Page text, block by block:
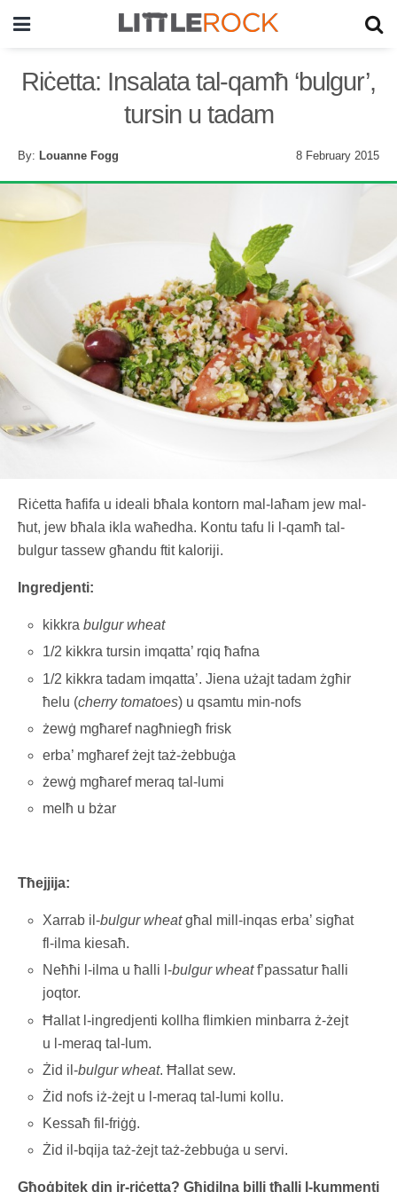
Riċetta: Insalata tal-qamħ ‘bulgur’,
tursin u tadam
By: Louanne Fogg 8 February 2015
Riċetta ħafifa u ideali bħala kontorn mal-laħam jew mal-
ħut, jew bħala ikla waħedha. Kontu tafu li l-qamħ tal-
bulgur tassew għandu ftit kaloriji.
Ingredjenti:
kikkrabulgur wheat
1/2 kikkra tursin imqatta’ rqiq ħafna
1/2 kikkra tadam imqatta’. Jiena użajt tadam żgħir
ħelu (cherry tomatoes) u qsamtu min-nofs
żewġ mgħaref nagħniegħ frisk
erba’ mgħaref żejt taż-żebbuġa
żewġ mgħaref meraq tal-lumi
melħ u bżar
Tħejjija:
Xarrab il-bulgur wheatgħal mill-inqas erba’ sigħat
fl-ilma kiesaħ.
Neħħi l-ilma u ħalli l-bulgur wheatf’passatur ħalli
joqtor.
Ħallat l-ingredjenti kollha flimkien minbarra ż-żejt
u l-meraq tal-lum.
Żid il-bulgur wheat. Ħallat sew.
Żid nofs iż-żejt u l-meraq tal-lumi kollu.
Kessaħ fil-friġġ.
Żid il-bqija taż-żejt taż-żebbuġa u servi.
Għoġbitek din ir-riċetta? Għidilna billi tħalli l-kummenti